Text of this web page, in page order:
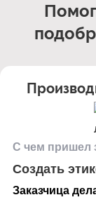
С чем пришел
Создать
Заказчица